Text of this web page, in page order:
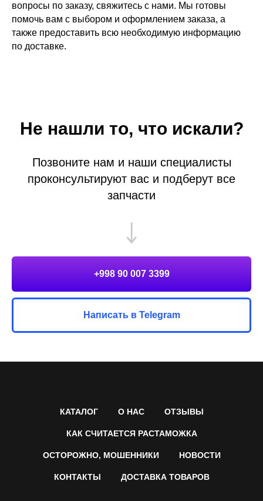
вопросы по заказу, свяжитесь с нами. Мы готовы
помочь вам с выбором и оформлением заказа, а
также предоставить всю необходимую информацию
по доставке.
Не нашли то, что искали?
Позвоните нам и наши специалисты
проконсультируют вас и подберут все
запчасти
+998 90 007 3399
Написать в Telegram
КАТАЛОГ О НАС ОТЗЫВЫ
КАК СЧИТАЕТСЯ РАСТАМОЖКА
ОСТОРОЖНО, МОШЕННИКИ НОВОСТИ
КОНТАКТЫ ДОСТАВКА ТОВАРОВ